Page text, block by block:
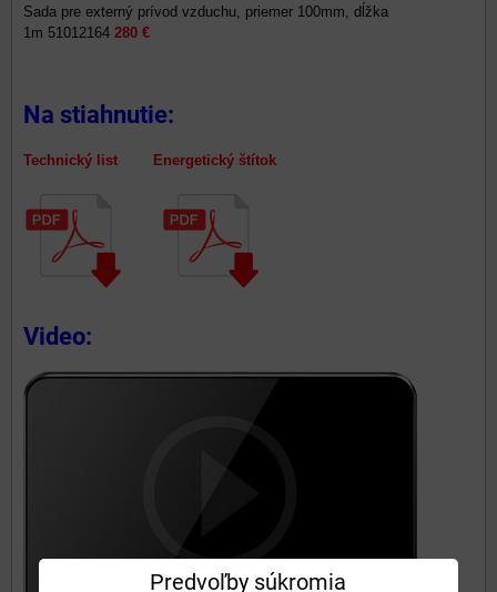
Sada pre externý prívod vzduchu, priemer 100mm, dĺžka
1m 51012164 280 €
Na stiahnutie:
Technický list Energetický štítok
Video:
Predvoľby súkromia